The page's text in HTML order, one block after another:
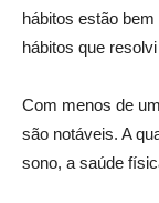
hábitos estão
hábitos que
Com menos de
são notáveis. A
sono, a saúde